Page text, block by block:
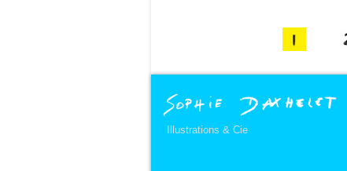
Illustrations & Cie